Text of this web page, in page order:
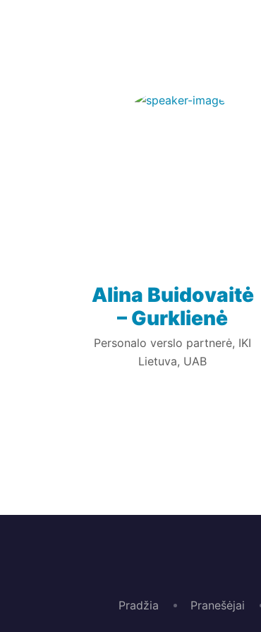
Alina Buidovaitė
– Gurklienė
Personalo verslo partnerė, IKI
Lietuva, UAB
Pradžia Pranešėjai